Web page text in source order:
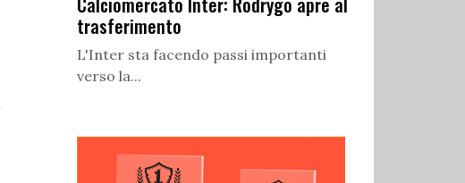
trasferimento
L'Inter sta facendo passi importanti
verso la...